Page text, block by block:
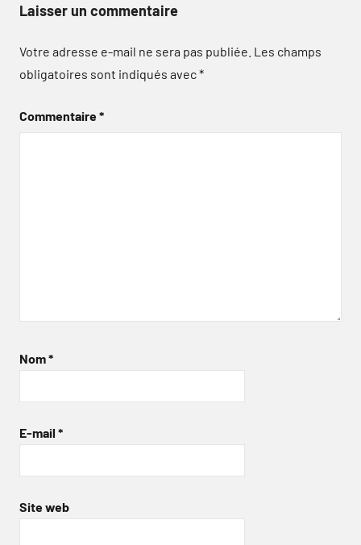
Laisser un commentaire
Votre adresse e-mail ne sera pas publiée. Les champs
obligatoires sont indiqués avec*
Commentaire*
Nom*
E-mail *
Site web